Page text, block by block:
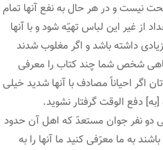
نیست و در هر حال به نفع آنها تمام
از غیر این لباس تهیّه شود و با آنها
داشته باشد و اگر مغلوب شدند
شخص شما چند کتاب را معرفی
اگر احیاناً مصادف با آنها شدید خیلی
و [به] دفع الوقت گرفتار نشوید.
دو نفر جوان مستعدّ که اهل آن حدود
به ما معرّفی کنید ما آنها را به